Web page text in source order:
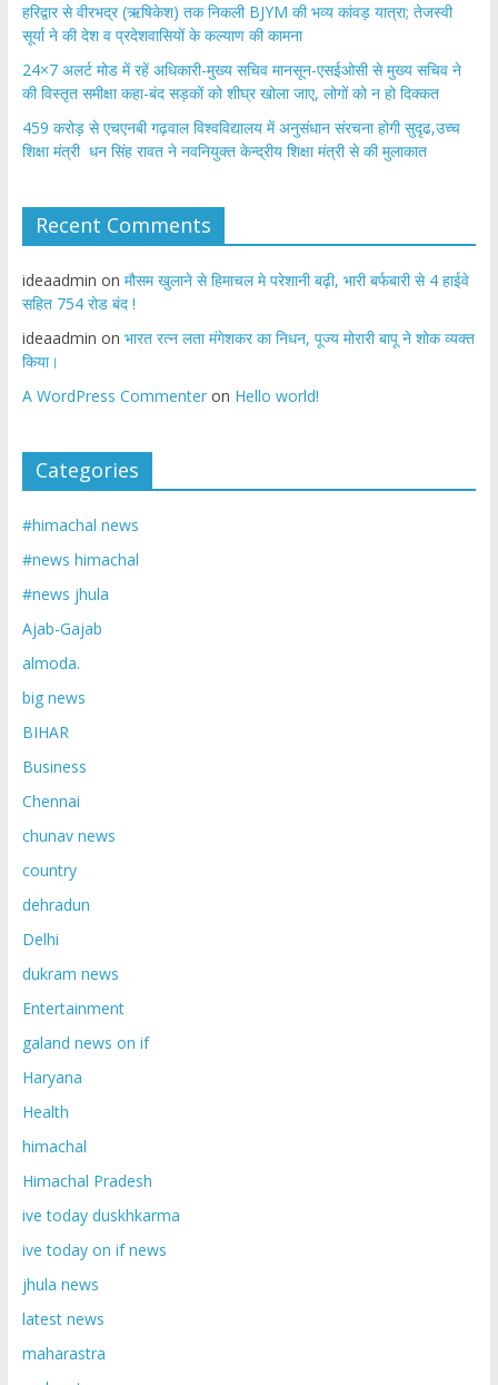
​हरिद्वार से वीरभद्र (ऋषिकेश) तक निकली BJYM की भव्य कांवड़ यात्रा; तेजस्वी
सूर्या ने की देश व प्रदेशवासियों के कल्याण की कामना
24×7 अलर्ट मोड में रहें अधिकारी-मुख्य सचिव मानसून-एसईओसी से मुख्य सचिव ने
की विस्तृत समीक्षा कहा-बंद सड़कों को शीघ्र खोला जाए, लोगों को न हो दिक्कत
459 करोड़ से एचएनबी गढ़वाल विश्वविद्यालय में अनुसंधान संरचना होगी सुदृढ,उच्च
शिक्षा मंत्री धन सिंह रावत ने नवनियुक्त केन्द्रीय शिक्षा मंत्री से की मुलाकात
Recent Comments
ideaadmin on मौसम खुलाने से हिमाचल मे परेशानी बढ़ी, भारी बर्फबारी से 4 हाईवे
सहित 754 रोड बंद !
ideaadmin on भारत रत्न लता मंगेशकर का निधन, पूज्य मोरारी बापू ने शोक व्यक्त
किया।
A WordPress Commenteron Hello world!
Categories
#himachal news
#news himachal
#news jhula
Ajab-Gajab
almoda.
big news
BIHAR
Business
Chennai
chunav news
country
dehradun
Delhi
dukram news
Entertainment
galand news on if
Haryana
Health
himachal
Himachal Pradesh
ive today duskhkarma
ive today on if news
jhula news
latest news
maharastra